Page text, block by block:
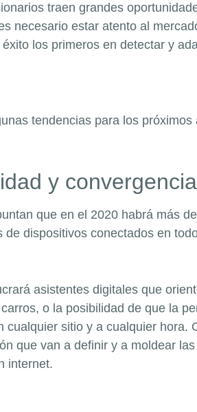
traen grandes
necesario estar atento al
los primeros en detectar y
tendencias para los
y convergencia
que en el 2020 habrá más
de dispositivos conectados en
asistentes digitales que
o la posibilidad de que la
cualquier sitio y a cualquier
que van a definir y a moldear
internet.